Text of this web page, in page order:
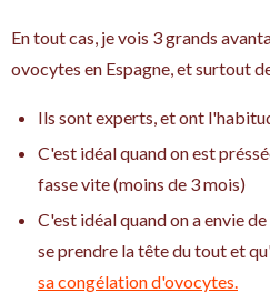
En tout cas, je vois 3 grands
ovocytes en Espagne, et surtout
Ils sont experts, et ont
C'est idéal quand on est
fasse vite (moins de 3 mois)
C'est idéal quand on a envie
se prendre la tête du tout et
sa congélation d'ovocytes.